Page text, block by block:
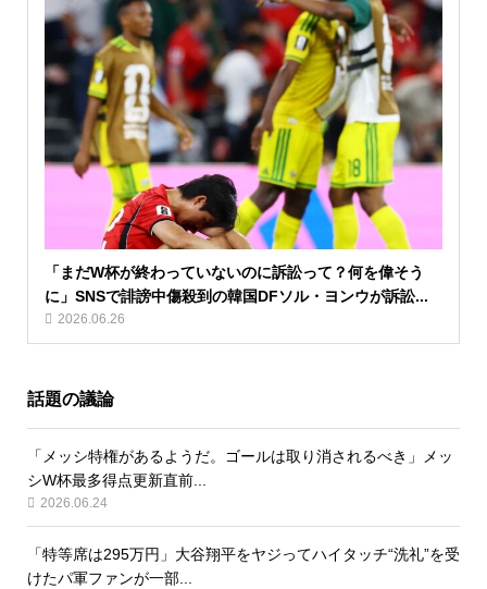
「まだW杯が終わっていないのに訴訟って？何を偉そう
に」SNSで誹謗中傷殺到の韓国DFソル・ヨンウが訴訟...
2026.06.26
話題の議論
「メッシ特権があるようだ。ゴールは取り消されるべき」メッ
シW杯最多得点更新直前...
2026.06.24
「特等席は295万円」大谷翔平をヤジってハイタッチ“洗礼”を受
けたパ軍ファンが一部...